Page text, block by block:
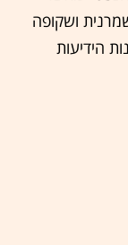
ושקופה
הידיעות